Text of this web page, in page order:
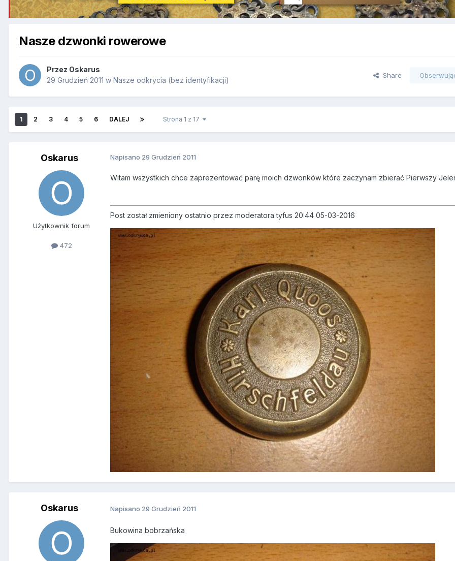
Nasze dzwonki rowerowe
Przez Oskarus
29 Grudzień 2011 w Nasze odkrycia (bez identyfikacji)
Share
1 2 3 4 5 6 DALEJ Strona 1 z 17
Oskarus
Użytkownik forum
472
Napisano 29 Grudzień 2011
Witam wszystkich chce zaprezentować parę moich dzwonków które zaczynam zbierać Pierwszy
Post został zmieniony ostatnio przez moderatora tyfus 20:44 05-03-2016
Oskarus Napisano 29 Grudzień 2011
Bukowina bobrzańska